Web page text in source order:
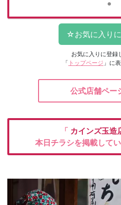
お気に入りに登録
「 トップページ 」に
公式店舗ペー
「 カインズ玉造
本日チラシを掲載して